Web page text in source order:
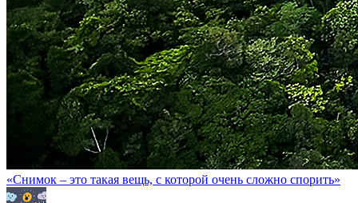
«Снимок – это такая вещь, с которой очень сложно спорить»